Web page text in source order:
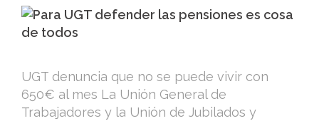
UGT denuncia que no se puede vivir con
650€ al mes La Unión General de
Trabajadores y la Unión de Jubilados y